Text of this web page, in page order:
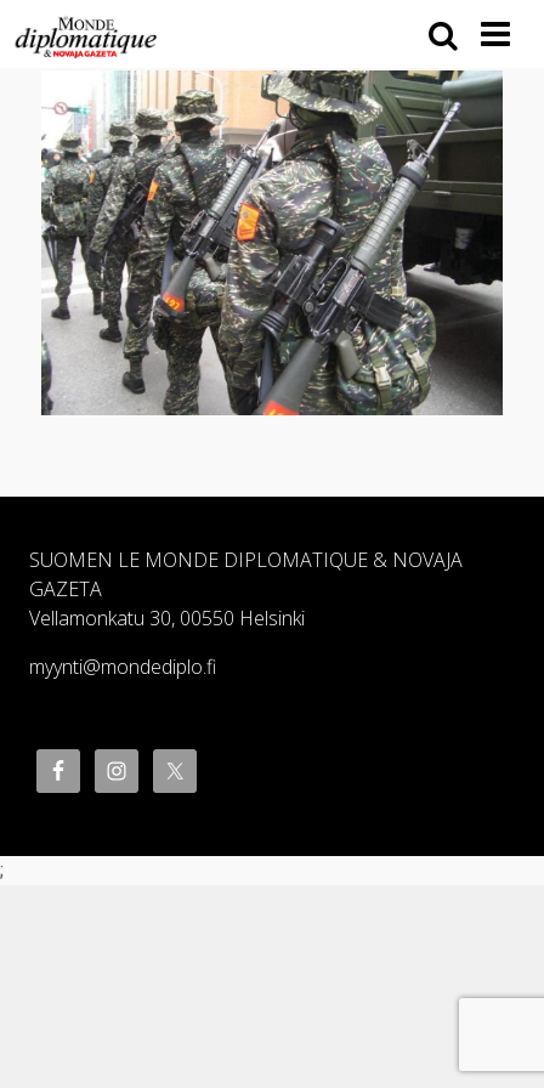
SUOMEN LE MONDE DIPLOMATIQUE & NOVAJA
GAZETA
Vellamonkatu 30, 00550 Helsinki
myynti@mondediplo.fi
;